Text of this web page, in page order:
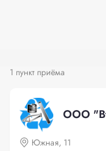
1 пункт приёма
ООО
Южная, 11